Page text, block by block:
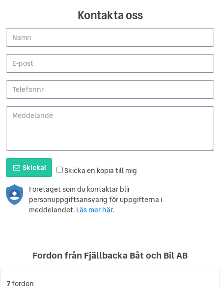
Kontakta oss
Skicka!
Skicka en kopia till mig
Företaget som du kontaktar blir
personuppgiftsansvarig för uppgifterna i
meddelandet. Läs mer här.
Fordon från Fjällbacka Båt och Bil AB
7fordon